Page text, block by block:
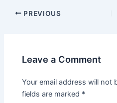
PREVIOUS
Leave a Comment
Your email address will not
fields are marked *